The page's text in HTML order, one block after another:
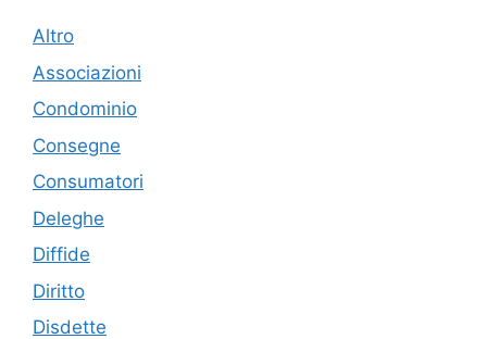
Altro
Associazioni
Condominio
Consegne
Consumatori
Deleghe
Diffide
Diritto
Disdette